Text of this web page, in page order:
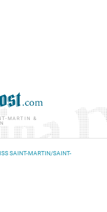
MARTIN &
SAINT-MARTIN/SAINT-